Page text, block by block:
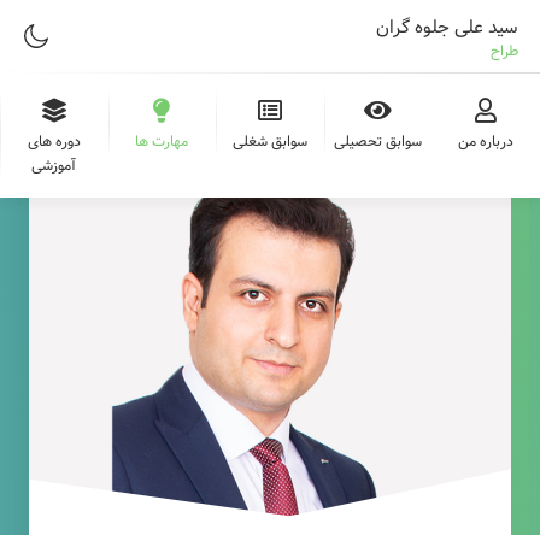
سید علی جلوه گران
طراح وب
درباره من سوابق تحصیلی سوابق شغلی مهارت ها
دوره های
آموزشی